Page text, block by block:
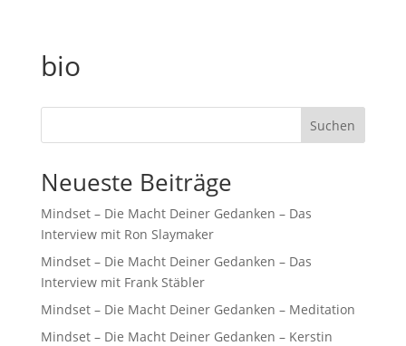
bio
Suchen
Neueste Beiträge
Mindset – Die Macht Deiner Gedanken – Das
Interview mit Ron Slaymaker
Mindset – Die Macht Deiner Gedanken – Das
Interview mit Frank Stäbler
Mindset – Die Macht Deiner Gedanken – Meditation
Mindset – Die Macht Deiner Gedanken – Kerstin